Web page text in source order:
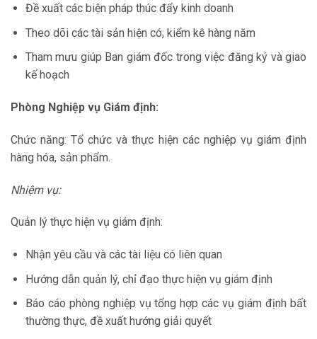
Đề xuất các biện pháp thúc đẩy kinh doanh
Theo dõi các tài sản hiện có, kiểm kê hàng năm
Tham mưu giúp Ban giám đốc trong việc đăng ký và giao
kế hoạch
Phòng Nghiệp vụ Giám định:
Chức năng: Tổ chức và thực hiện các nghiệp vụ giám định
hàng hóa, sản phẩm.
Nhiệm vụ:
Quản lý thực hiện vụ giám định:
Nhận yêu cầu và các tài liệu có liên quan
Hướng dẫn quản lý, chỉ đạo thực hiện vụ giám định
Báo cáo phòng nghiệp vụ tổng hợp các vụ giám định bất
thường thực, đề xuất hướng giải quyết